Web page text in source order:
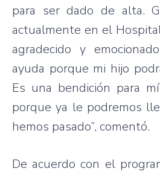
para ser dado de alta.
actualmente en el
agradecido y
ayuda porque mi hijo
Es una bendición para
porque ya le podremos
hemos pasado”, comentó.
De acuerdo con el